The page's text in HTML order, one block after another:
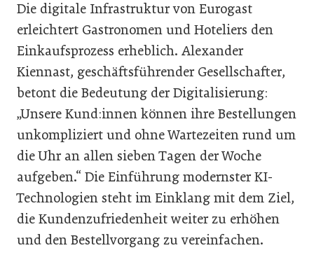
Die digitale Infrastruktur von Eurogast
erleichtert Gastronomen und Hoteliers den
Einkaufsprozess erheblich. Alexander
Kiennast, geschäftsführender Gesellschafter,
betont die Bedeutung der Digitalisierung:
„Unsere Kund:innen können ihre Bestellungen
unkompliziert und ohne Wartezeiten rund um
die Uhr an allen sieben Tagen der Woche
aufgeben.“ Die Einführung modernster KI-
Technologien steht im Einklang mit dem Ziel,
die Kundenzufriedenheit weiter zu erhöhen
und den Bestellvorgang zu vereinfachen.